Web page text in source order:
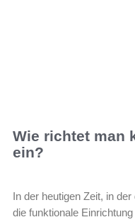
Wie richtet man
ein?
In der heutigen Zeit, in
die funktionale